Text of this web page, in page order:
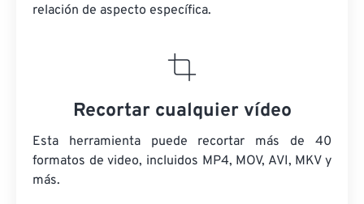
relación de aspecto específica.
Recortar cualquier vídeo
Esta herramienta puede recortar más de 40
formatos de video, incluidos MP4, MOV, AVI, MKV y
más.